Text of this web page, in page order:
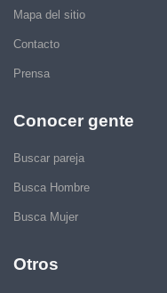
Mapa del sitio
Contacto
Prensa
Conocer gente
Buscar pareja
Busca Hombre
Busca Mujer
Otros